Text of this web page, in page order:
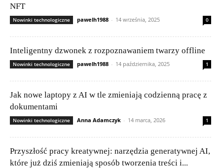
NFT
Nowinki technologiczne pawelh1988 - 14 września, 2025 0
Inteligentny dzwonek z rozpoznawaniem twarzy offline
Nowinki technologiczne pawelh1988 - 14 października, 2025 1
Jak nowe laptopy z AI w tle zmieniają codzienną pracę z
dokumentami
Nowinki technologiczne Anna Adamczyk - 14 marca, 2026 1
Przyszłość pracy kreatywnej: narzędzia generatywnej AI,
które już dziś zmieniają sposób tworzenia treści i...